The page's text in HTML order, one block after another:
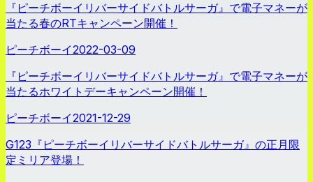
『ピーチボーイリバーサイドバトルサーガ』で電子マネーが
当たる春のRTキャンペーン開催！
ピーチボーイ2022-03-09
『ピーチボーイリバーサイドバトルサーガ』で電子マネーが
当たるホワイトデーキャンペーン開催！
ピーチボーイ2021-12-29
G123『ピーチボーイリバーサイドバトルサーガ』の正月限
定ミリア登場！